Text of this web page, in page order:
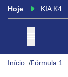
Hoje KIA K4
Início Fórmula 1